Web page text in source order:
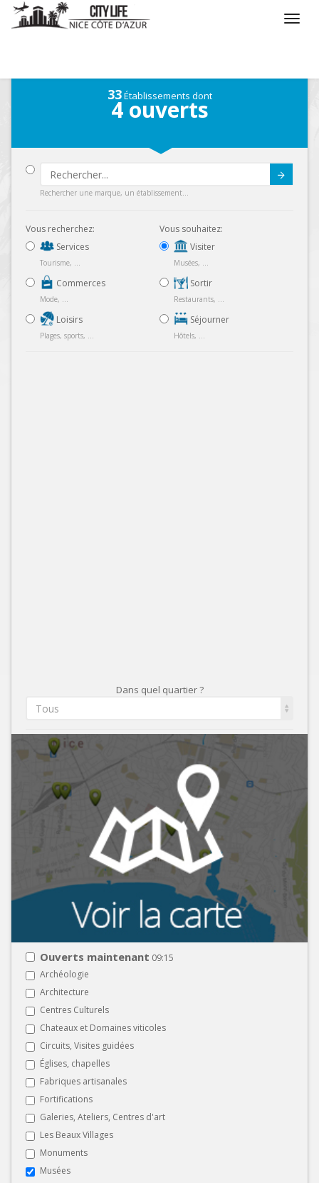
33Établissements dont
4ouverts
Rechercher une marque, un établissement...
Vous recherchez:
Services
Tourisme, ...
Commerces
Mode, ...
Loisirs
Plages, sports, ...
Vous souhaitez:
Visiter
Musées, ...
Sortir
Restaurants, ...
Séjourner
Hôtels, ...
Dans quel quartier ?
Tous
Ouverts maintenant 09:15
Archéologie
Architecture
Centres Culturels
Chateaux et Domaines viticoles
Circuits, Visites guidées
Églises, chapelles
Fabriques artisanales
Fortifications
Galeries, Ateliers, Centres d'art
Les Beaux Villages
Monuments
Musées